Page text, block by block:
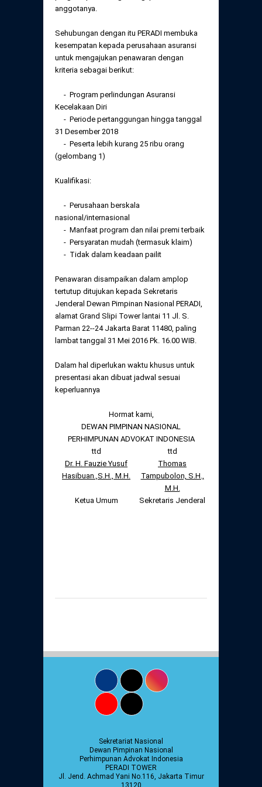
Perubahan Peraturan Perpindahan Domisili
Daftar Perkara Dewan Kehormatan Pusat
Daftar Perkara Dewan Kehormatan Daerah
anggotanya.
Sehubungan dengan itu PERADI membuka
kesempatan kepada perusahaan asuransi
untuk mengajukan penawaran dengan
kriteria sebagai berikut:
- Program perlindungan Asuransi
Kecelakaan Diri
- Periode pertanggungan hingga tanggal
31 Desember 2018
- Peserta lebih kurang 25 ribu orang
(gelombang 1)
Kualifikasi:
- Perusahaan berskala
nasional/internasional
- Manfaat program dan nilai premi terbaik
- Persyaratan mudah (termasuk klaim)
- Tidak dalam keadaan pailit
Penawaran disampaikan dalam amplop
tertutup ditujukan kepada Sekretaris
Jenderal Dewan Pimpinan Nasional PERADI,
alamat Grand Slipi Tower lantai 11 Jl. S.
Parman 22--24 Jakarta Barat 11480, paling
lambat tanggal 31 Mei 2016 Pk. 16.00 WIB.
Dalam hal diperlukan waktu khusus untuk
presentasi akan dibuat jadwal sesuai
keperluannya
Hormat kami,
DEWAN PIMPINAN NASIONAL
PERHIMPUNAN ADVOKAT INDONESIA
ttd
ttd
Dr. H. Fauzie Yusuf
Hasibuan., S.H., M.H.
Thomas
Tampubolon, S.H.,
M.H.
Ketua Umum
Sekretaris Jenderal
Sekretariat Nasional
Dewan Pimpinan Nasional
Perhimpunan Advokat Indonesia
PERADI TOWER
Jl. Jend. Achmad Yani No.116, Jakarta Timur
13120